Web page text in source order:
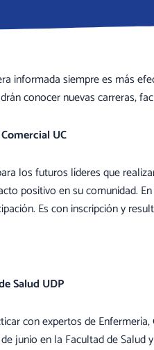
informada siempre es más
conocer nuevas carreras,
UC
los futuros líderes que
positivo en su comunidad.
Es con inscripción y
Salud UDP
con expertos de
junio en la Facultad de Salud